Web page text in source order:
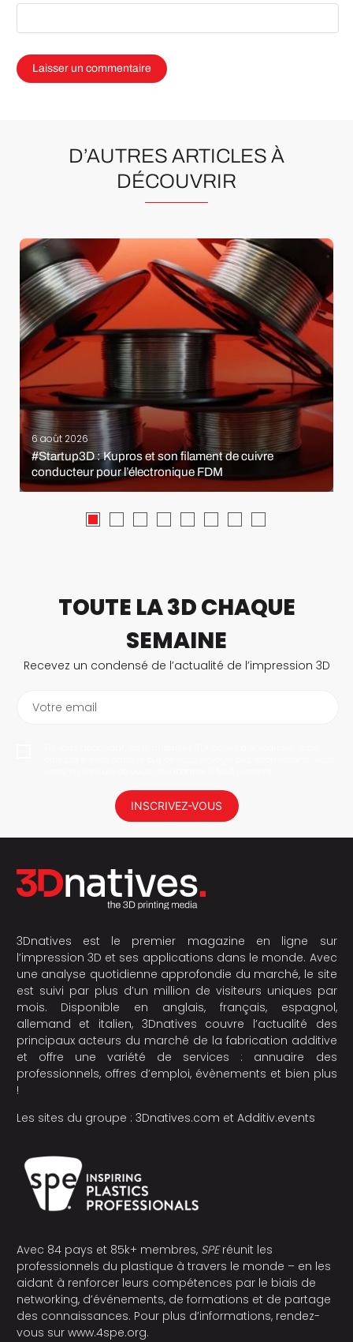
D’AUTRES ARTICLES À
DÉCOUVRIR
6 août 2026
#Startup3D : Kupros et son filament de cuivre
conducteur pour l’électronique FDM
TOUTE LA 3D CHAQUE
SEMAINE
Recevez un condensé de l’actualité de l’impression 3D
Votre email
INSCRIVEZ-VOUS
3Dnatives est le premier magazine en ligne sur
l’impression 3D et ses applications dans le monde. Avec
une analyse quotidienne approfondie du marché, le site
est suivi par plus d’un million de visiteurs uniques par
mois. Disponible en anglais, français, espagnol,
allemand et italien, 3Dnatives couvre l’actualité des
principaux acteurs du marché de la fabrication additive
et offre une variété de services : annuaire des
professionnels, offres d’emploi, évènements et bien plus
!
Les sites du groupe : 3Dnatives.com et Additiv.events
Avec 84 pays et 85k+ membres, SPEréunit les
professionnels du plastique à travers le monde – en les
aidant à renforcer leurs compétences par le biais de
networking, d’événements, de formations et de partage
des connaissances. Pour plus d’informations, rendez-
vous sur www.4spe.org.